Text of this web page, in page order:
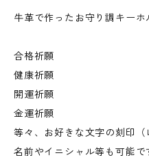
牛革で作ったお守り調キーホ
合格祈願
健康祈願
開運祈願
金運祈願
等々、お好きな文字の刻印（
名前やイニシャル等も可能で